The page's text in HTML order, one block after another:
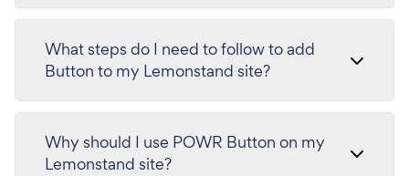
What steps do I need to follow to add
Button to my Lemonstand site?
Why should I use POWR Button on my
Lemonstand site?